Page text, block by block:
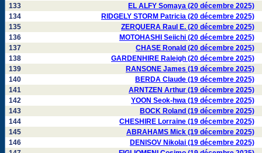
133
EL ALFY Somaya (20 décembre 2025)
134
RIDGELY STORM Patricia (20 décembre 2025)
135
ZERQUERA Raul E. (20 décembre 2025)
136
MOTOHASHI Seiichi (20 décembre 2025)
137
CHASE Ronald (20 décembre 2025)
138
GARDENHIRE Raleigh (20 décembre 2025)
139
RANSONE James (19 décembre 2025)
140
BERDA Claude (19 décembre 2025)
141
ARNTZEN Arthur (19 décembre 2025)
142
YOON Seok-hwa (19 décembre 2025)
143
BOCK Roland (19 décembre 2025)
144
CHESHIRE Lorraine (19 décembre 2025)
145
ABRAHAMS Mick (19 décembre 2025)
146
DENISOV Nikolai (19 décembre 2025)